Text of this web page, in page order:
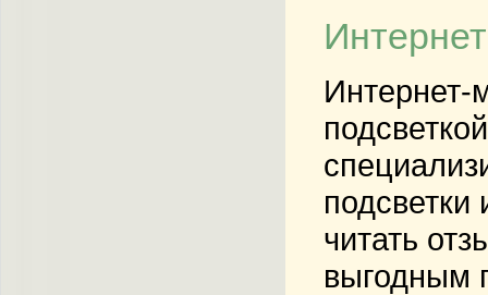
Интернет-
читать
выгодным